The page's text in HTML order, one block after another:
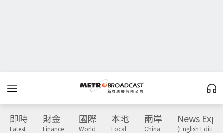
即時
Latest
財金
Finance
國際
World
本地
Local
兩岸
China
News
(English Edition)